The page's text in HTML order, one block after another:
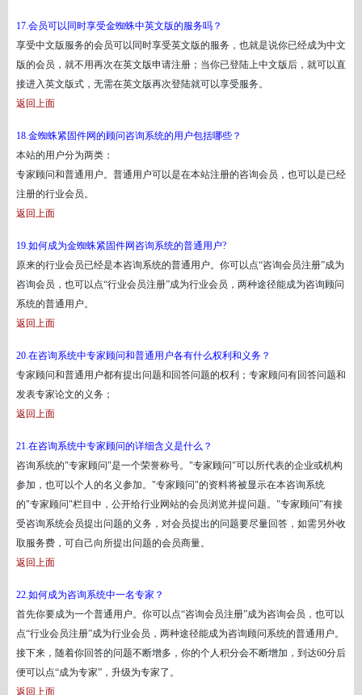
17.会员可以同时享受金蜘蛛中英文版的服务吗？
享受中文版服务的会员可以同时享受英文版的服务，也就是说你已经成为中文
版的会员，就不用再次在英文版申请注册；当你已登陆上中文版后，就可以直
接进入英文版式，无需在英文版再次登陆就可以享受服务。
返回上面
18.金蜘蛛紧固件网的顾问咨询系统的用户包括哪些？
本站的用户分为两类：
专家顾问和普通用户。普通用户可以是在本站注册的咨询会员，也可以是已经
注册的行业会员。
返回上面
19.如何成为金蜘蛛紧固件网咨询系统的普通用户?
原来的行业会员已经是本咨询系统的普通用户。你可以点“咨询会员注册”成为
咨询会员，也可以点“行业会员注册”成为行业会员，两种途径能成为咨询顾问
系统的普通用户。
返回上面
20.在咨询系统中专家顾问和普通用户各有什么权利和义务？
专家顾问和普通用户都有提出问题和回答问题的权利；专家顾问有回答问题和
发表专家论文的义务；
返回上面
21.在咨询系统中专家顾问的详细含义是什么？
咨询系统的"专家顾问"是一个荣誉称号。"专家顾问"可以所代表的企业或机构
参加，也可以个人的名义参加。"专家顾问"的资料将被显示在本咨询系统
的"专家顾问"栏目中，公开给行业网站的会员浏览并提问题。"专家顾问"有接
受咨询系统会员提出问题的义务，对会员提出的问题要尽量回答，如需另外收
取服务费，可自己向所提出问题的会员商量。
返回上面
22.如何成为咨询系统中一名专家？
首先你要成为一个普通用户。你可以点“咨询会员注册”成为咨询会员，也可以
点“行业会员注册”成为行业会员，两种途径能成为咨询顾问系统的普通用户。
接下来，随着你回答的问题不断增多，你的个人积分会不断增加，到达60分后
便可以点“成为专家”，升级为专家了。
返回上面